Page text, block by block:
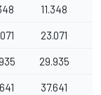
11.348
23.071
29.935
37.641